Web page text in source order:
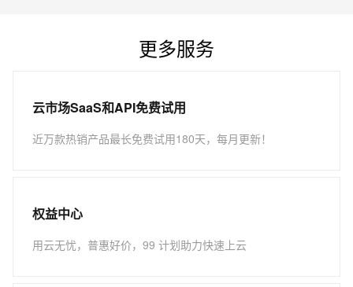
更多服务
云市场SaaS和API免费试用
近万款热销产品最长免费试用180天，每月更新！
权益中心
用云无忧，普惠好价，99 计划助力快速上云